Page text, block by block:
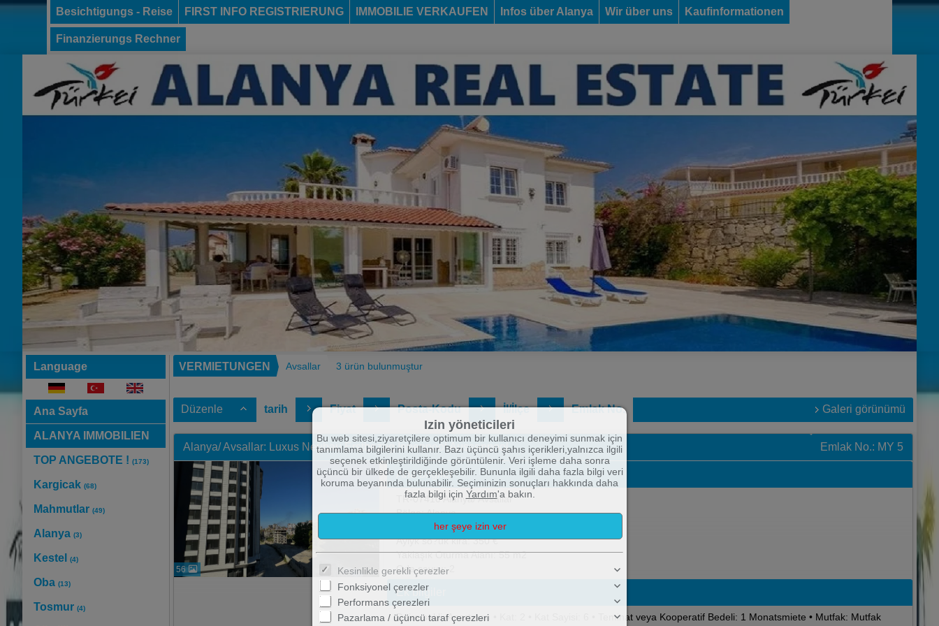
Besichtigungs - Reise FIRST INFO REGISTRIERUNG IMMOBILIE VERKAUFEN Infos über Alanya Wir über uns Kaufinformationen
Finanzierungs Rechner
Language
Ana Sayfa
ALANYA IMMOBILIEN
TOP ANGEBOTE ! (173)
Kargicak (68)
Mahmutlar (49)
Alanya (3)
Kestel (4)
Oba (13)
Tosmur (4)
VERMIETUNGEN Avsallar 3 ürün bulunmuştur
Düzenle tarih Fiyat Posta-Kodu İl/İlçe Emlak No. Galeri görünümü
Alanya/ Avsallar: Luxus Neubau Erstbezug Innenpool Aussenpool Emlak No.: MY 5
56
Ana bilgiler
TR-07410 Alanya/ Avsallar
Bölge: Alanya
Bölge: Yerlesim Bölgesi
Aylyk so?uk kira: 350 €
Yaklaşık Oturma Alanı: 55 m2
Oda sayısı: 2
Ek bilgiler
Daire sekli: Apartman • Kat: 2 • Kat Sayisi: 6 • Teminat veya Kooperatif Bedeli: 1 Monatsmiete • Mutfak: Mutfak
Izin yöneticileri
Bu web sitesi,ziyaretçilere optimum bir kullanıcı deneyimi sunmak için
tanımlama bilgilerini kullanır. Bazı üçüncü şahıs içerikleri,yalnızca ilgili
seçenek etkinleştirildiğinde görüntülenir. Veri işleme daha sonra
üçüncü bir ülkede de gerçekleşebilir. Bununla ilgili daha fazla bilgi veri
koruma beyanında bulunabilir. Seçiminizin sonuçları hakkında daha
fazla bilgi için Yardım'a bakın.
Kesinlikle gerekli çerezler
Fonksiyonel çerezler
Performans çerezleri
Pazarlama / üçüncü taraf çerezleri
Izin yöneticileri
YARDIM
seçeneklerin ve anlamlarının bir açıklamasını
İzleme ve analiz çerezleri ve üçüncü taraf içeriği gibi
Yalnızca onay kutularında işaretlediğiniz üçüncü taraf
çerez türlerine izin verilir.
Yalnızca teknik olarak gerekli tanımlama bilgilerine izin
üçüncü taraf içeriğine izin verilmez.